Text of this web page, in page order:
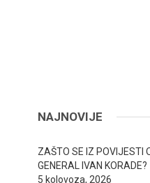
NAJNOVIJE
ZAŠTO SE IZ POVIJESTI
GENERAL IVAN KORADE?
5 kolovoza, 2026